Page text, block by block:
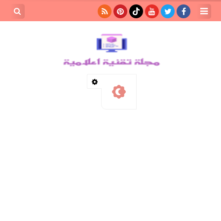
المدونة
الإلكترونية